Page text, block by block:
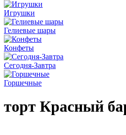
Игрушки
Гелиевые шары
Конфеты
Сегодня-Завтра
Горшечные
торт Красный